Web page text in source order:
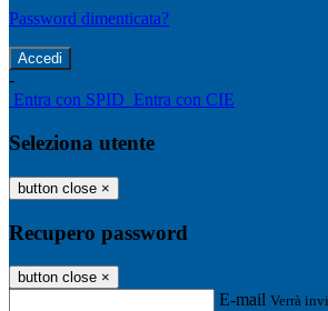
Password dimenticata?
-
Entra con SPID Entra con CIE
Seleziona utente
button close ×
Recupero password
button close ×
E-mail Verrà